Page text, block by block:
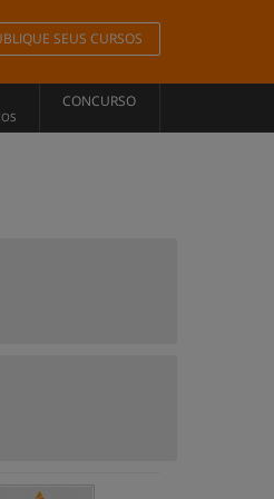
SEUS CURSOS
CONCURSO